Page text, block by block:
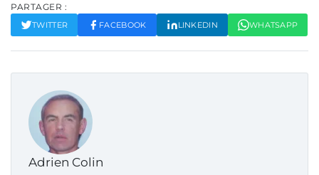
PARTAGER :
TWITTER FACEBOOK LINKEDIN WHATSAPP
Adrien Colin